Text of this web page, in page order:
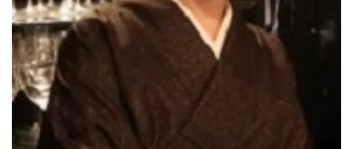
シルーブルはしっかりとしたミネラル感。 コート・ド・ブルイィ
は金柑のような酸が気品を感じさせる。 ムーラン・ナ・ヴァンは
しっかりとした骨格のまさにグラン・ヴァン。 ボジョレーの多様
なクリュの個性を表現するクリストフ。2017年ヴィンテージ好き
だな(^^)。